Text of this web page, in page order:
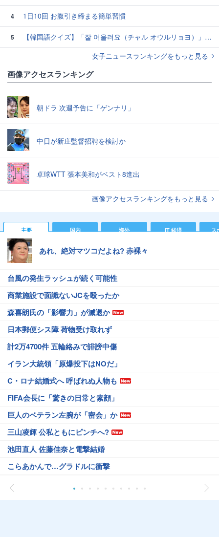
4 1日10回 お腹引き締まる簡単習慣
5
【韓国語クイズ】「잘 어울려요（チャル オウルリョヨ）」の意味は？褒め言葉です♡
女子ニュースランキングをもっと見る
画像アクセスランキング
朝ドラ 次週予告に「ゲンナリ」
中日が新庄監督招聘を検討か
卓球WTT 張本美和がベスト8進出
画像アクセスランキングをもっと見る
主要 国内 海外 IT 経済 ス
あれ、絶対マツコだよね? 赤裸々
台風の発生ラッシュが続く可能性
商業施設で面識ないJCを殴ったか
森喜朗氏の「影響力」が減退か
日本郵便シス障 荷物受け取れず
計2万4700件 五輪絡みで誹謗中傷
イラン大統領「原爆投下はNOだ」
C・ロナ結婚式へ 呼ばれぬ人物も
FIFA会長に「驚きの日常と素顔」
巨人のベテラン左腕が「密会」か
三山凌輝 公私ともにピンチへ?
池田直人 佐藤佳奈と電撃結婚
こらあかんで…グラドルに衝撃